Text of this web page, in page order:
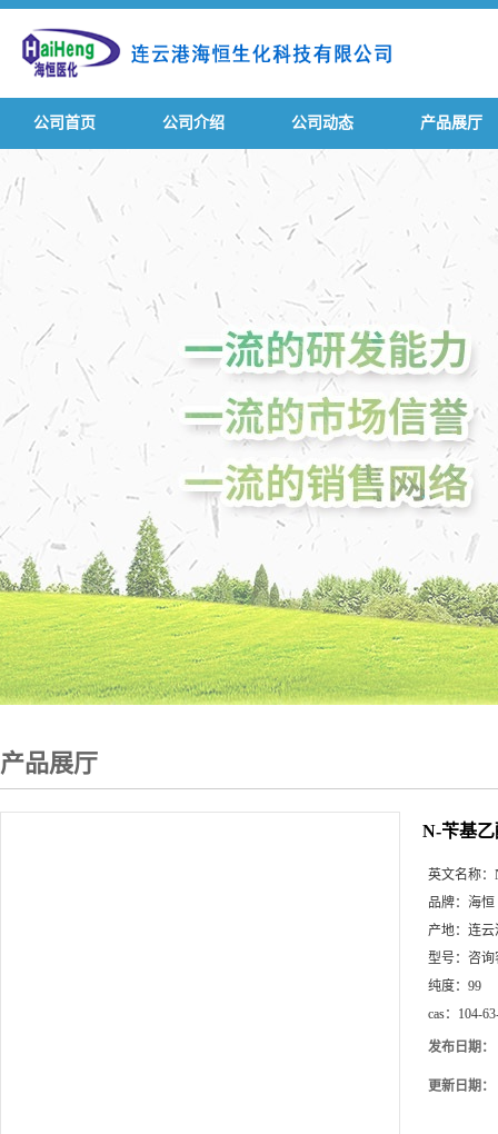
公司首页 公司介绍 公司动态 产品展厅
产品展厅
N-苄基
英文名称：
品牌： 海恒
产地： 连云
型号： 咨询
纯度： 99
cas： 104-
发布日期：
更新日期：